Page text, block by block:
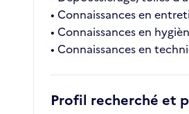
• Connaissances en
• Connaissances en
• Connaissances en
Profil recherché et